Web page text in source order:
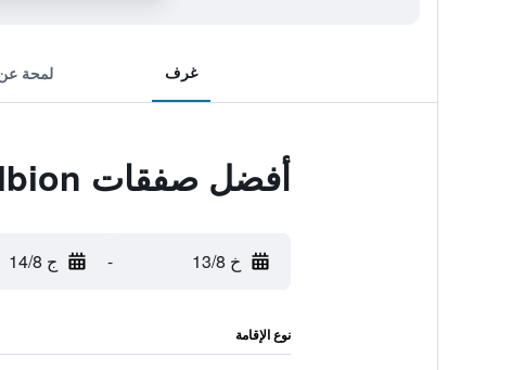
غرف لمحة
أفضل صفقات Hôtel D'Albion
خ 13/8 - ج 14/8
نوع الإقامة